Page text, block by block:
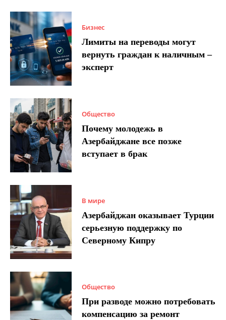
Бизнес
Лимиты на переводы могут
вернуть граждан к наличным –
эксперт
Общество
Почему молодежь в
Азербайджане все позже
вступает в брак
В мире
Азербайджан оказывает Турции
серьезную поддержку по
Северному Кипру
Общество
При разводе можно потребовать
компенсацию за ремонт